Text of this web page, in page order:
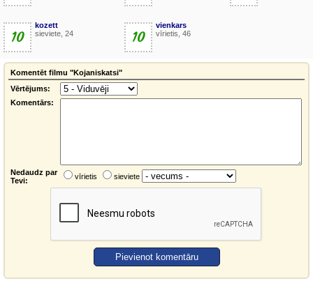
10
kozett
sieviete, 24
10
vienkars
vīrietis, 46
Komentēt filmu "Kojaniskatsi"
Vērtējums:
Komentārs:
Nedaudz par
Tevi:
vīrietis sieviete